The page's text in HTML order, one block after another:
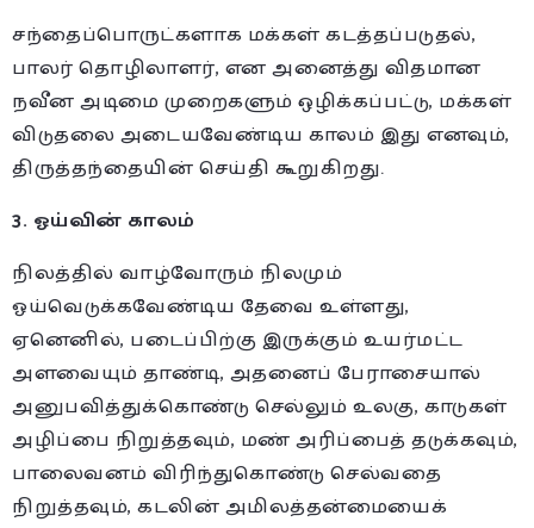
சந்தைப்பொருட்களாக மக்கள் கடத்தப்படுதல்,
பாலர் தொழிலாளர், என அனைத்து விதமான
நவீன அடிமை முறைகளும் ஒழிக்கப்பட்டு, மக்கள்
விடுதலை அடையவேண்டிய காலம் இது எனவும்,
திருத்தந்தையின் செய்தி கூறுகிறது.
3. ஓய்வின் காலம்
நிலத்தில் வாழ்வோரும் நிலமும்
ஓய்வெடுக்கவேண்டிய தேவை உள்ளது,
ஏனெனில், படைப்பிற்கு இருக்கும் உயர்மட்ட
அளவையும் தாண்டி, அதனைப் பேராசையால்
அனுபவித்துக்கொண்டு செல்லும் உலகு, காடுகள்
அழிப்பை நிறுத்தவும், மண் அரிப்பைத் தடுக்கவும்,
பாலைவனம் விரிந்துகொண்டு செல்வதை
நிறுத்தவும், கடலின் அமிலத்தன்மையைக்